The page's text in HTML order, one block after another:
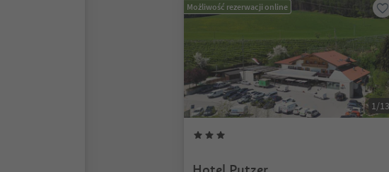
Możliwość rezerwacji online
1/13